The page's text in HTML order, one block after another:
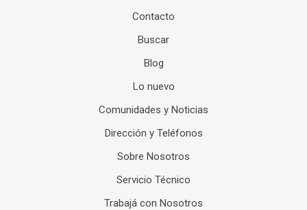
Contacto
Buscar
Blog
Lo nuevo
Comunidades y Noticias
Dirección y Teléfonos
Sobre Nosotros
Servicio Técnico
Trabajá con Nosotros